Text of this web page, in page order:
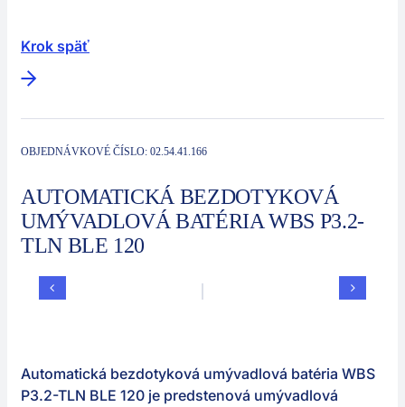
Spoločnosť
Krok späť
OBJEDNÁVKOVÉ ČÍSLO:02.54.41.166
AUTOMATICKÁ BEZDOTYKOVÁ
UMÝVADLOVÁ BATÉRIA WBS P3.2-
TLN BLE 120
Automatická bezdotyková umývadlová batéria WBS
P3.2-TLN BLE 120 je predstenová umývadlová